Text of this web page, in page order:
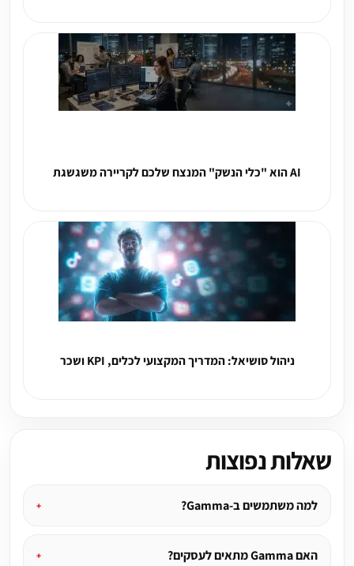
AI הוא "כלי הנשק" המנצח שלכם לקריירה משגשגת
ניהול סושיאל: המדריך המקצועי לכלים, KPI ושכר
שאלות נפוצות
למה משתמשים ב-Gamma?
האם Gamma מתאים לעסקים?